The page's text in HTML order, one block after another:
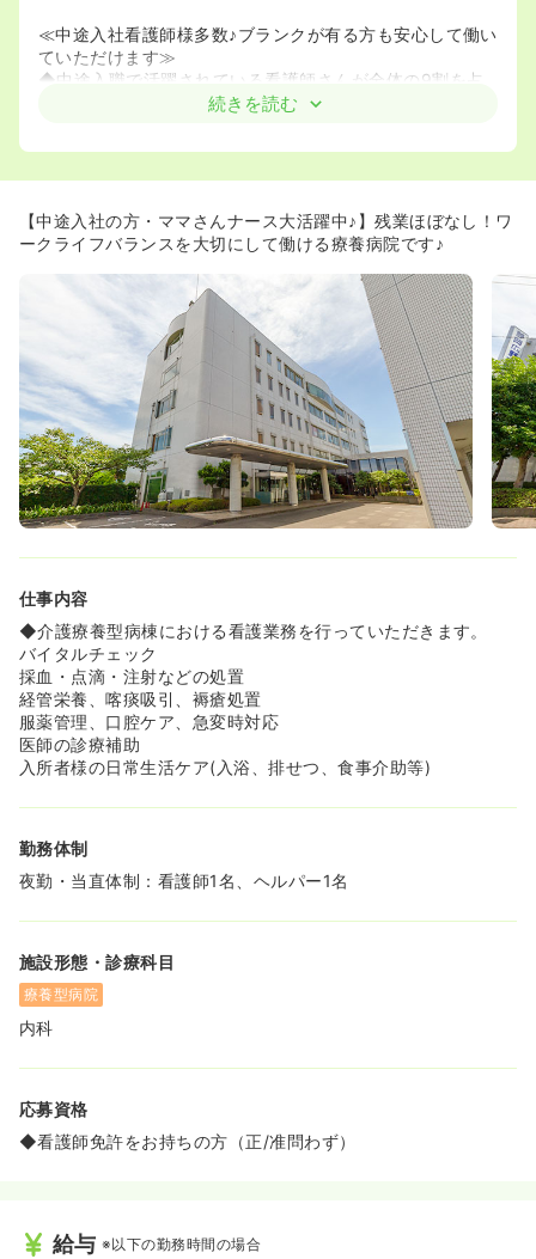
≪中途入社看護師様多数♪ブランクが有る方も安心して働い
ていただけます≫
◆中途入職で活躍されている看護師さんが全体の9割を占
めている静岡広野病院。
は「復職支援プログラム」も整備。「子育て中はお互い
◆看護roo!経由で入職した方からは、「年も近い方が多い
し、他のスタッフの方も優しい方が多いので、色々聞きな
続きを読む
【中途入社の方・ママさんナース大活躍中♪】残業ほぼなし！ワ
ークライフバランスを大切にして働ける療養病院です♪
仕事内容
◆介護療養型病棟における看護業務を行っていただきます。
バイタルチェック
採血・点滴・注射などの処置
経管栄養、喀痰吸引、褥瘡処置
服薬管理、口腔ケア、急変時対応
医師の診療補助
入所者様の日常生活ケア(入浴、排せつ、食事介助等)
勤務体制
夜勤・当直体制：看護師1名、ヘルパー1名
施設形態・診療科目
療養型病院
内科
応募資格
◆看護師免許をお持ちの方（正/准問わず）
給与 ※以下の勤務時間の場合